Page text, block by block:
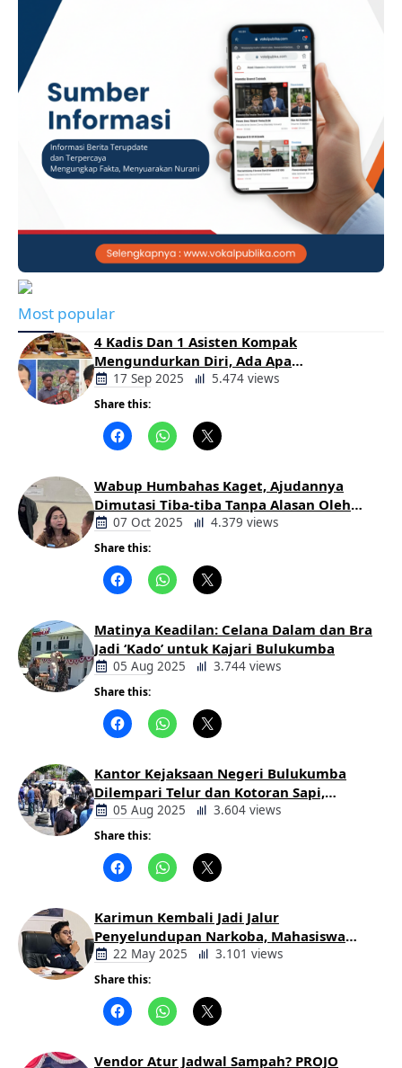
Most popular
4 Kadis Dan 1 Asisten Kompak
Mengundurkan Diri, Ada Apa
Pemerintahan Oloan
17 Sep 2025 5.474 views
Share this:
Wabup Humbahas Kaget, Ajudannya
Dimutasi Tiba-tiba Tanpa Alasan Oleh
Bupati
07 Oct 2025 4.379 views
Share this:
Matinya Keadilan: Celana Dalam dan Bra
Jadi ‘Kado’ untuk Kajari Bulukumba
05 Aug 2025 3.744 views
Share this:
Kantor Kejaksaan Negeri Bulukumba
Dilempari Telur dan Kotoran Sapi,
Keluarga Korban Lakalantas Tuntut
Keadilan
05 Aug 2025 3.604 views
Share this:
Karimun Kembali Jadi Jalur
Penyelundupan Narkoba, Mahasiswa
Desak Pemkab dan Aparat Bertindak
Tegas
22 May 2025 3.101 views
Share this:
Vendor Atur Jadwal Sampah? PROJO